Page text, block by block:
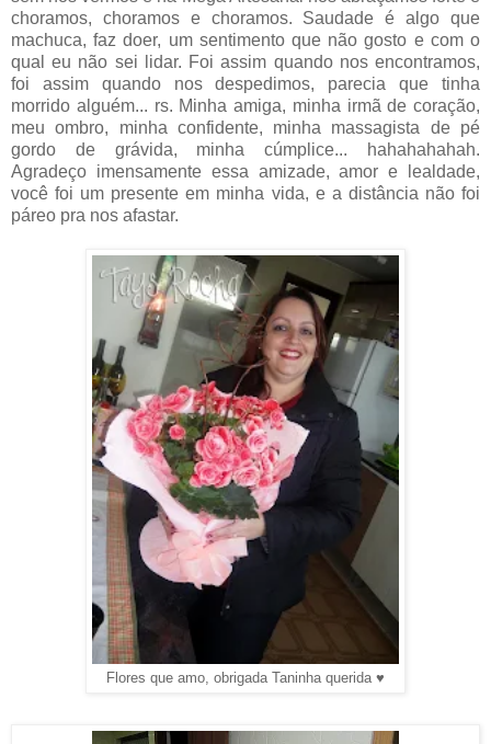
choramos, choramos e choramos. Saudade é algo que
machuca, faz doer, um sentimento que não gosto e com o
qual eu não sei lidar. Foi assim quando nos encontramos,
foi assim quando nos despedimos, parecia que tinha
morrido alguém... rs. Minha amiga, minha irmã de coração,
meu ombro, minha confidente, minha massagista de pé
gordo de grávida, minha cúmplice... hahahahahah.
Agradeço imensamente essa amizade, amor e lealdade,
você foi um presente em minha vida, e a distância não foi
páreo pra nos afastar.
Flores que amo, obrigada Taninha querida ♥